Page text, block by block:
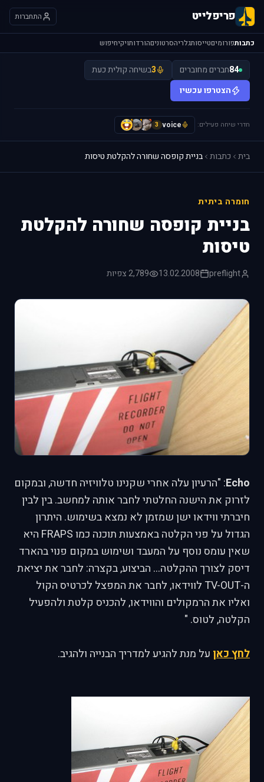
פריפלייט התחברות
כתבותפורומיםטייסותגלריהסרטוניםהורדותויקיחיפוש
84חברים מחוברים 3בשיחה קולית כעת
הצטרפו עכשיו
חדרי שיחה פעילים: voice
3
A
I
I
בית כתבות בניית קופסה שחורה להקלטת טיסות
חומרה ביתית
בניית קופסה שחורה להקלטת
טיסות
preflight
13.02.2008 2,789 צפיות
Echo: "הרעיון עלה אחרי שקנינו טלוויזיה חדשה, ובמקום
לזרוק את הישנה החלטתי לחבר אותה למחשב. בין לבין
חיברתי ווידאו ישן שמזמן לא נמצא בשימוש. היתרון
הגדול על פני הקלטה באמצעות תוכנה כמו FRAPS היא
שאין עומס נוסף על המעבד ושימוש במקום פנוי בהארד
דיסק לצורך ההקלטה... הביצוע, בקצרה: לחבר את יציאת
ה-TV-OUT לווידאו, לחבר את המפצל לכרטיס הקול
ואליו את הרמקולים והווידאו, להכניס קלטת ולהפעיל
הקלטה, לטוס. "
לחץ כאן על מנת להגיע למדריך הבנייה ולהגיב.